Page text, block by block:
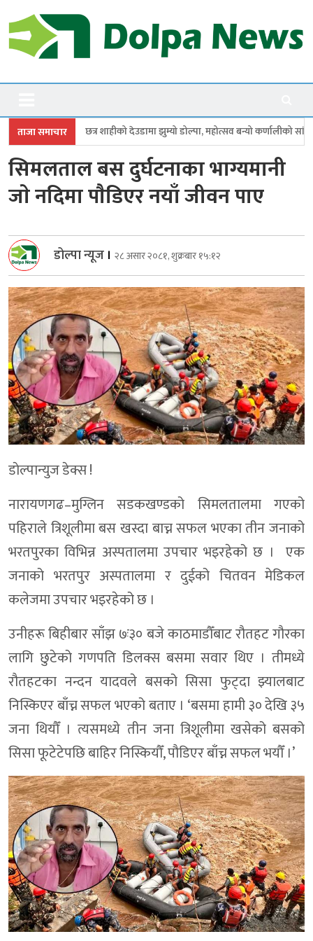
to
content
Dolpanews
ताजा समाचार
देउडामा झुम्यो डोल्पा, महोत्सव बन्यो कर्णालीको सांगीतिक उत्सव
सिमलताल बस दुर्घटनाका भाग्यमानी
जाे नदिमा पाैडिएर नयाँ जीवन पाए
डोल्पा न्यूज । २८ असार २०८१, शुक्रबार १५:१२
डाेल्पान्युज डेक्स !
नारायणगढ–मुग्लिन सडकखण्डको सिमलतालमा गएको
पहिराले त्रिशूलीमा बस खस्दा बाच्न सफल भएका तीन जनाको
भरतपुरका विभिन्न अस्पतालमा उपचार भइरहेको छ । एक
जनाको भरतपुर अस्पतालमा र दुईको चितवन मेडिकल
कलेजमा उपचार भइरहेको छ ।
उनीहरू बिहीबार साँझ ७ः३० बजे काठमाडौँबाट रौतहट गौरका
लागि छुटेको गणपति डिलक्स बसमा सवार थिए । तीमध्ये
रौतहटका नन्दन यादवले बसको सिसा फुट्दा झ्यालबाट
निस्किएर बाँच्न सफल भएको बताए । ‘बसमा हामी ३० देखि ३५
जना थियौँ । त्यसमध्ये तीन जना त्रिशूलीमा खसेको बसको
सिसा फूटेटेपछि बाहिर निस्कियौँ, पौडिएर बाँच्न सफल भयौँ ।’